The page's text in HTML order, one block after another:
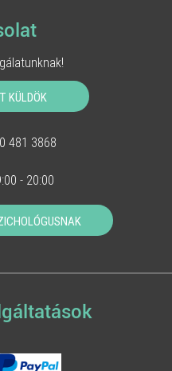
KÜLDÖK
481 3868
- 20:00